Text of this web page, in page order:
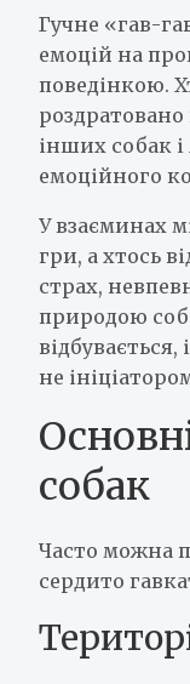
Гучне «гав-
емоцій на
поведінкою.
інших собак
емоційного
У взаєминах
гри, а хтось
страх,
природою
не
собак
Часто можна
сердито